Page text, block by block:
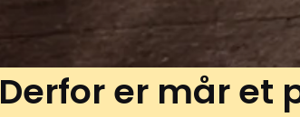
Derfor er mår et